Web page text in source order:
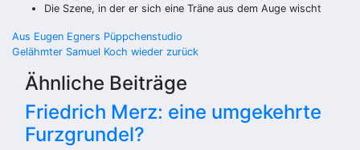
Die Szene, in der er sich eine Träne aus dem Auge wischt
Beitragsnavigation
Aus Eugen Egners Püppchenstudio
Gelähmter Samuel Koch wieder zurück
Ähnliche Beiträge
Friedrich Merz: eine umgekehrte
Furzgrundel?